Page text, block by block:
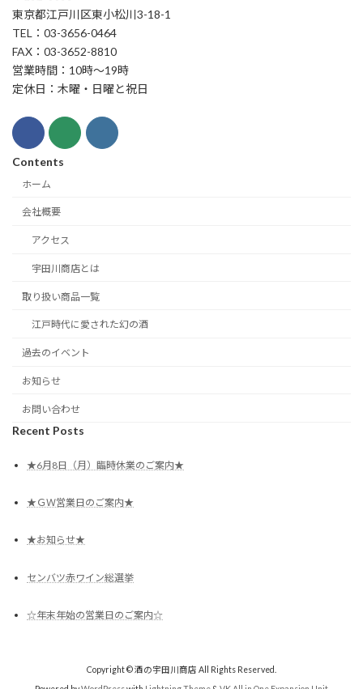
東京都江戸川区東小松川3-18-1
TEL：03-3656-0464
FAX：03-3652-8810
営業時間：10時～19時
定休日：木曜・日曜と祝日
Contents
ホーム
会社概要
アクセス
宇田川商店とは
取り扱い商品一覧
江戸時代に愛された幻の酒
過去のイベント
お知らせ
お問い合わせ
Recent Posts
★6月8日（月）臨時休業のご案内★
★ＧＷ営業日のご案内★
★お知らせ★
センバツ赤ワイン総選挙
☆年末年始の営業日のご案内☆
Copyright © 酒の宇田川商店 All Rights Reserved.